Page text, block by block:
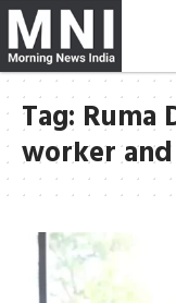
Tag: Ruma
worker